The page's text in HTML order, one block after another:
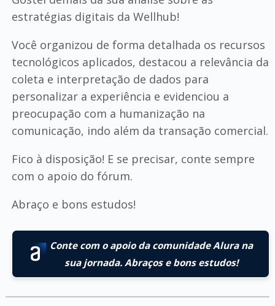
estratégias digitais da Wellhub!
Você organizou de forma detalhada os recursos
tecnológicos aplicados, destacou a relevância da
coleta e interpretação de dados para
personalizar a experiência e evidenciou a
preocupação com a humanização na
comunicação, indo além da transação comercial.
Fico à disposição! E se precisar, conte sempre
com o apoio do fórum.
Abraço e bons estudos!
Conte com o apoio da comunidade Alura na
sua jornada. Abraços e bons estudos!